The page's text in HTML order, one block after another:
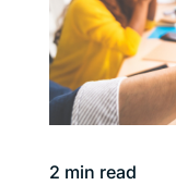
2 min read